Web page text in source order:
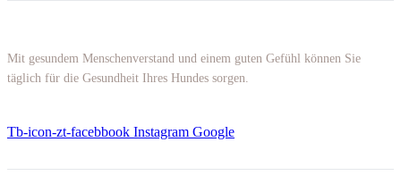
Mit gesundem Menschenverstand und einem guten Gefühl können Sie
täglich für die Gesundheit Ihres Hundes sorgen.
Tb-icon-zt-facebbook Instagram Google